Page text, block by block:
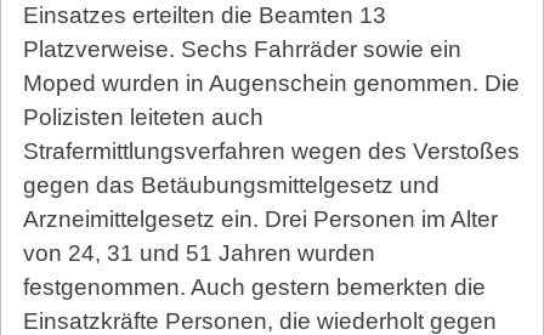
Einsatzes erteilten die Beamten 13
Platzverweise. Sechs Fahrräder sowie ein
Moped wurden in Augenschein genommen. Die
Polizisten leiteten auch
Strafermittlungsverfahren wegen des Verstoßes
gegen das Betäubungsmittelgesetz und
Arzneimittelgesetz ein. Drei Personen im Alter
von 24, 31 und 51 Jahren wurden
festgenommen. Auch gestern bemerkten die
Einsatzkräfte Personen, die wiederholt gegen